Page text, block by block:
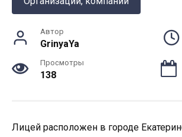
Автор
GrinyaYa
Просмотры
138
Лицей расположен в городе